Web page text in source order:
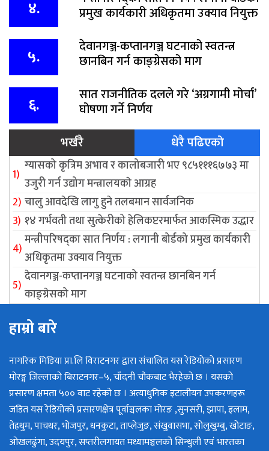
४. प्रमुख कार्यकारी अधिकृतमा उक्याव नियुक्त
५. देवानगञ्ज-कप्तानगञ्ज घटनाको स्वतन्त्र
छानबिन गर्न काङ्ग्रेसको माग
६. सात राजनीतिक दलले गरे ‘अग्रगामी मोर्चा’
घोषणा गर्ने निर्णय
भर्खरै
धेरै पढिएको
ग्यासको कृत्रिम अभाव र कालोबजारी भए ९८५१११६७७३ मा
उजुरी गर्न उद्योग मन्त्रालयकाे आग्रह
चालु आवदेखि लागु हुने तलबमान सार्वजनिक
१४ गर्भवती तथा सुत्केरीको हेलिकप्टरमार्फत आकस्मिक उद्धार
मन्त्रीपरिषद्का सात निर्णय : लगानी बोर्डको प्रमुख कार्यकारी
अधिकृतमा उक्याव नियुक्त
देवानगञ्ज-कप्तानगञ्ज घटनाको स्वतन्त्र छानबिन गर्न
काङ्ग्रेसको माग
हाम्रो बारे
नागरिक मिडिया प्रा.लि विराटनगर द्वारा संचालित यस रेडियोको प्रसारण
मोरङ्ग जिल्लाको बिराटनगर–५, चाँदनी चौकबाट भैरहेको छ । यसको
प्रसारण क्षमता ५०० वाट रहेको छ । अत्याधुनिक इटालीयन उपकरणहरू
जडित यस रेडियोको प्रसारणक्षेत्र पूर्वाञ्चलका मोरङ ,सुनसरी, झापा, इलाम,
तेह्रथुम, पाचथर, भोजपुर, धनकुटा, ताप्लेजुङ, संखुवासभा, सोलुखुम्बु, खोटाङ,
ओखलढुंगा, उदयपुर, सप्तरीलगायत मध्यामञ्चलको सिन्धुली एवं भारतका